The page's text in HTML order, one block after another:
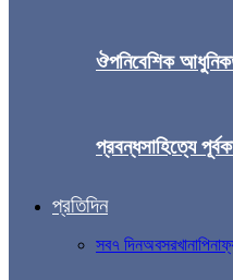
ঔপনিবেশিক
প্রবন্ধসাহিত্যে
প্রতিদিন
সব৭ দিনঅবসরখানাপিনা